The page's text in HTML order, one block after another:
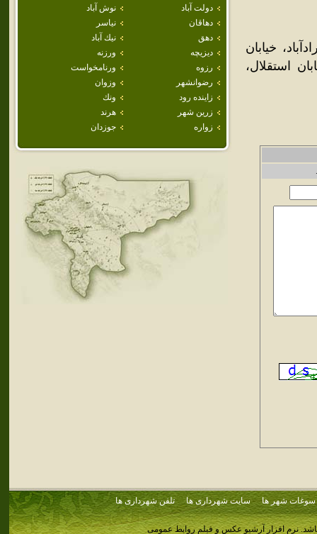
دولت آباد
نوش آباد
دهاقان
نياسر
دهق
نيك آباد
ديزيچه
ورزنه
رزوه
ورنامخواست
رضوانشهر
وزوان
زاينده رود
ونك
زرين شهر
هرند
زواره
جوزدان
خيابان
استقلال،
سوغات شهر ها سایت شهرداری ها تلفن شهرداری ها
نرم افزار آرشیو عکس و فیلم روابط عمومی